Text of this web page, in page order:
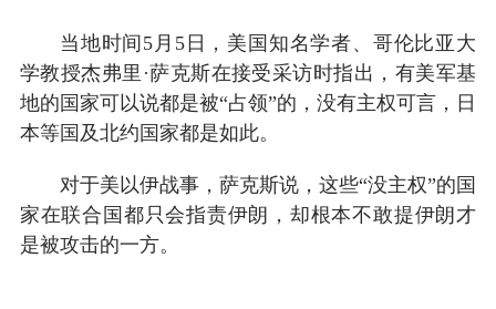
当地时间5月5日，美国知名学者、哥伦比亚大
学教授杰弗里·萨克斯在接受采访时指出，有美军基
地的国家可以说都是被“占领”的，没有主权可言，日
本等国及北约国家都是如此。
对于美以伊战事，萨克斯说，这些“没主权”的国
家在联合国都只会指责伊朗，却根本不敢提伊朗才
是被攻击的一方。